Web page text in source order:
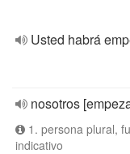
Usted habrá
nosotros
1. persona plural,
indicativo